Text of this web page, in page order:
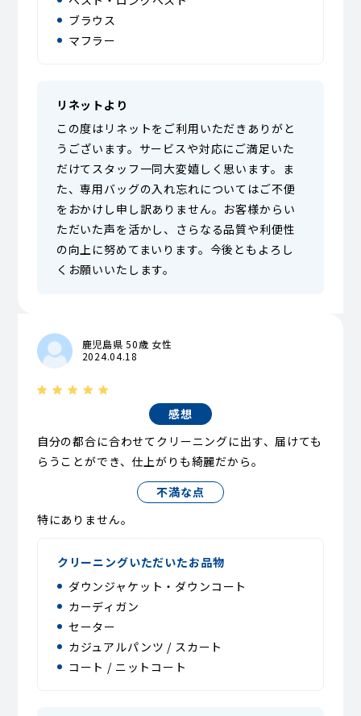
ブラウス
マフラー
リネットより
この度はリネットをご利用いただきありがと
うございます。サービスや対応にご満足いた
だけてスタッフ一同大変嬉しく思います。ま
た、専用バッグの入れ忘れについてはご不便
をおかけし申し訳ありません。お客様からい
ただいた声を活かし、さらなる品質や利便性
の向上に努めてまいります。今後ともよろし
くお願いいたします。
鹿児島県 50歳 女性
2024.04.18
感想
自分の都合に合わせてクリーニングに出す、届けても
らうことができ、仕上がりも綺麗だから。
不満な点
特にありません。
クリーニングいただいたお品物
ダウンジャケット・ダウンコート
カーディガン
セーター
カジュアルパンツ / スカート
コート / ニットコート